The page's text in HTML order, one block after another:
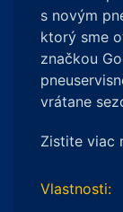
s novým
ktorý sme
značkou
vrátane
Zistite viac
Vlastnosti: